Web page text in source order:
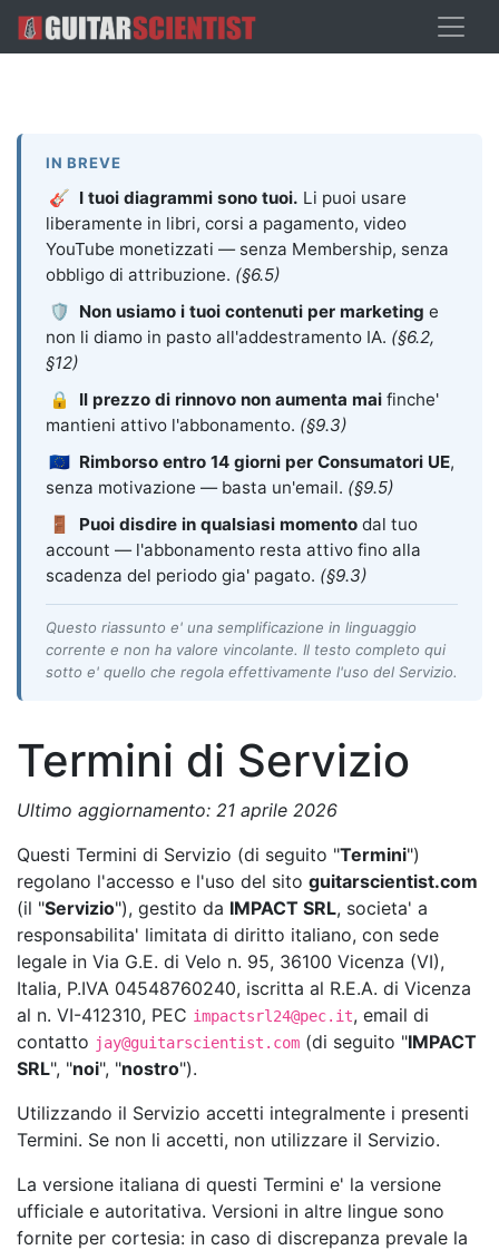
IN BREVE
🎸 I tuoi diagrammi sono tuoi. Li puoi usare
liberamente in libri, corsi a pagamento, video
YouTube monetizzati — senza Membership, senza
obbligo di attribuzione. (§6.5)
🛡️ Non usiamo i tuoi contenuti per marketing e
non li diamo in pasto all'addestramento IA. (§6.2,
§12)
🔒
Il prezzo di rinnovo non aumenta mai finche'
mantieni attivo l'abbonamento. (§9.3)
🇪🇺 Rimborso entro 14 giorni per Consumatori UE,
senza motivazione — basta un'email. (§9.5)
🚪
Puoi disdire in qualsiasi momento dal tuo
account — l'abbonamento resta attivo fino alla
scadenza del periodo gia' pagato. (§9.3)
Questo riassunto e' una semplificazione in linguaggio
corrente e non ha valore vincolante. Il testo completo qui
sotto e' quello che regola effettivamente l'uso del Servizio.
Termini di Servizio
Ultimo aggiornamento: 21 aprile 2026
Questi Termini di Servizio (di seguito "Termini")
regolano l'accesso e l'uso del sito guitarscientist.com
(il "Servizio"), gestito da IMPACT SRL, societa' a
responsabilita' limitata di diritto italiano, con sede
legale in Via G.E. di Velo n. 95, 36100 Vicenza (VI),
Italia, P.IVA 04548760240, iscritta al R.E.A. di Vicenza
al n. VI-412310, PEC impactsrl24@pec.it, email di
contatto jay@guitarscientist.com (di seguito "IMPACT
SRL", "noi", "nostro").
Utilizzando il Servizio accetti integralmente i presenti
Termini. Se non li accetti, non utilizzare il Servizio.
La versione italiana di questi Termini e' la versione
ufficiale e autoritativa. Versioni in altre lingue sono
fornite per cortesia: in caso di discrepanza prevale la